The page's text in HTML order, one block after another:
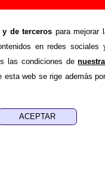
y de terceros para mejorar
en redes sociales
las condiciones de
web se rige además
nueva información
mail a